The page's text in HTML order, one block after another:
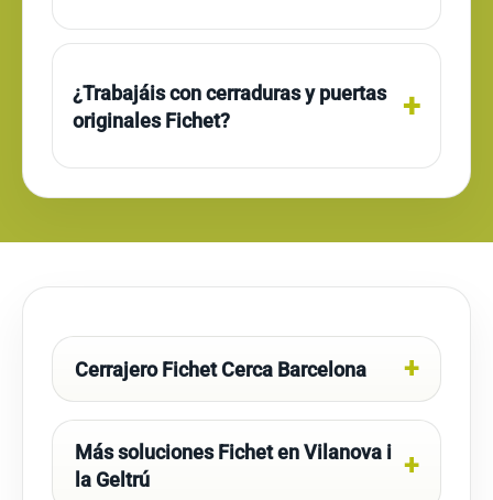
¿Trabajáis con cerraduras y puertas
originales Fichet?
Cerrajero Fichet Cerca Barcelona
Más soluciones Fichet en Vilanova i
la Geltrú